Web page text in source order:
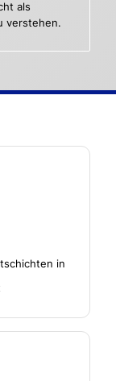
als
verstehen.
in